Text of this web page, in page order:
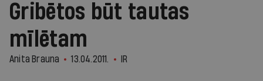
Gribētos būt tautas
mīlētam
Anita Brauna 13.04.2011. IR